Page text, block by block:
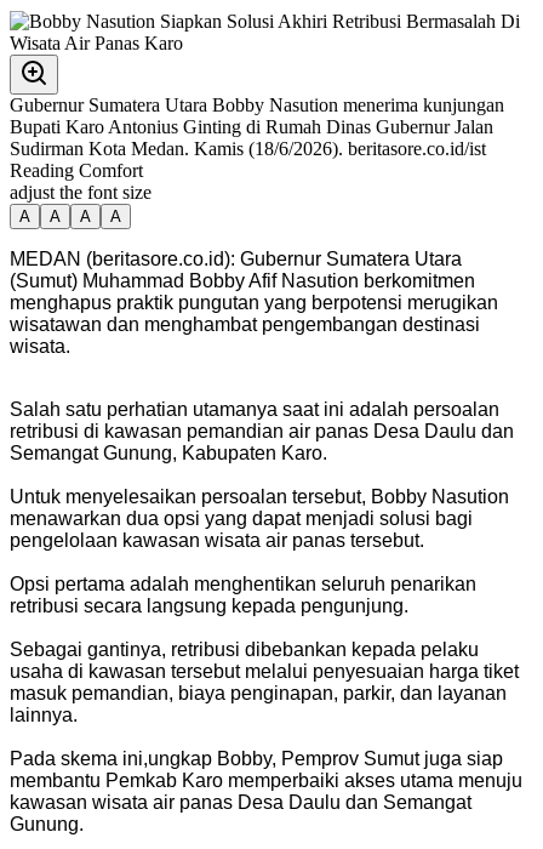
Gubernur Sumatera Utara Bobby Nasution menerima kunjungan
Bupati Karo Antonius Ginting di Rumah Dinas Gubernur Jalan
Sudirman Kota Medan. Kamis (18/6/2026). beritasore.co.id/ist
Reading Comfort
adjust the font size
A A A A
MEDAN (beritasore.co.id): Gubernur Sumatera Utara
(Sumut) Muhammad Bobby Afif Nasution berkomitmen
menghapus praktik pungutan yang berpotensi merugikan
wisatawan dan menghambat pengembangan destinasi
wisata.
Salah satu perhatian utamanya saat ini adalah persoalan
retribusi di kawasan pemandian air panas Desa Daulu dan
Semangat Gunung, Kabupaten Karo.
Untuk menyelesaikan persoalan tersebut, Bobby Nasution
menawarkan dua opsi yang dapat menjadi solusi bagi
pengelolaan kawasan wisata air panas tersebut.
Opsi pertama adalah menghentikan seluruh penarikan
retribusi secara langsung kepada pengunjung.
Sebagai gantinya, retribusi dibebankan kepada pelaku
usaha di kawasan tersebut melalui penyesuaian harga tiket
masuk pemandian, biaya penginapan, parkir, dan layanan
lainnya.
Pada skema ini,ungkap Bobby, Pemprov Sumut juga siap
membantu Pemkab Karo memperbaiki akses utama menuju
kawasan wisata air panas Desa Daulu dan Semangat
Gunung.